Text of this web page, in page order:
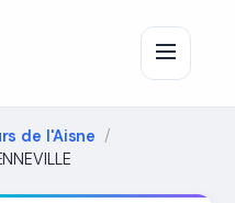
de l'Aisne